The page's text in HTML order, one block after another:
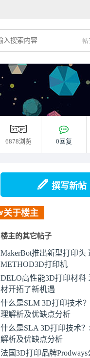
帖
6878浏览 0回复
撰写新帖
关于楼主
楼主的其它帖子
MakerBot推出新型打印头
METHOD3D打印机
DELO高性能3D打印材料
材开拓了新机遇
什么是SLM 3D打印技术
理解析及优缺点分析
什么是SLA 3D打印技术
解析及优缺点分析
法国3D打印品牌Prodways